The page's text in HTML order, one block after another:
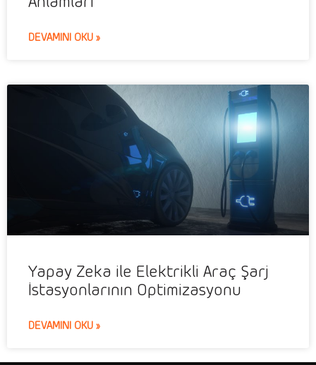
DEVAMINI OKU »
Yapay Zeka ile Elektrikli Araç Şarj
İstasyonlarının Optimizasyonu
DEVAMINI OKU »